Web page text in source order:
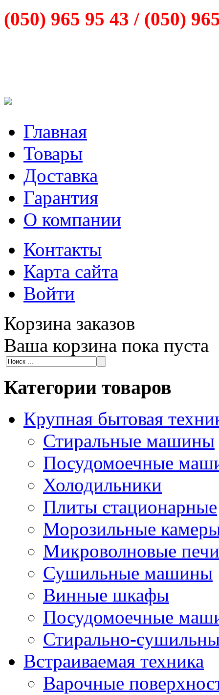
(050) 965 95 43 / (050)
Главная
Товары
Доставка
Гарантия
О компании
Контакты
Карта сайта
Войти
Корзина заказов
Ваша корзина пока пуста
Категории товаров
Крупная бытовая
Стиральные машины
Посудомоечные
Холодильники
Плиты стационарные
Морозильные
Микроволновые печи
Сушильные машины
Винные шкафы
Посудомоечные
Стирально-
Встраиваемая техника
Варочные